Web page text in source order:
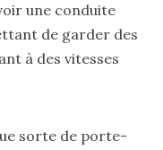
une conduite
de garder des
à des vitesses
sorte de porte-